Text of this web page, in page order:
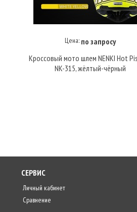
Купить под заказ
Цена: по запросу
Кроссовый мото шлем NENKI Hot
NK-315, жёлтый-чёрный
СЕРВИС
Личный кабинет
Сравнение